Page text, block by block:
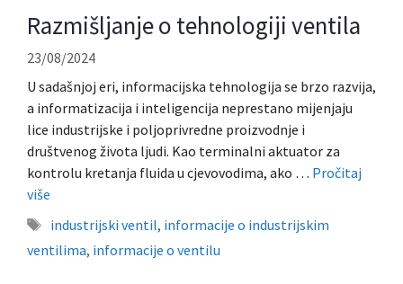
Razmišljanje o tehnologiji ventila
23/08/2024
U sadašnjoj eri, informacijska tehnologija se brzo razvija,
a informatizacija i inteligencija neprestano mijenjaju
lice industrijske i poljoprivredne proizvodnje i
društvenog života ljudi. Kao terminalni aktuator za
kontrolu kretanja fluida u cjevovodima, ako … Pročitaj
više
Oznake
industrijski ventil, informacije o industrijskim
ventilima, informacije o ventilu